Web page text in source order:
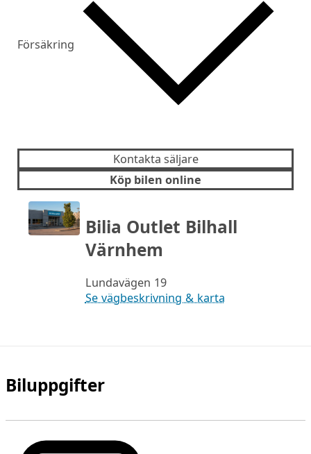
Försäkring
Kontakta säljare
Köp bilen online
Bilia Outlet Bilhall
Värnhem
Lundavägen 19
Se vägbeskrivning & karta
Biluppgifter